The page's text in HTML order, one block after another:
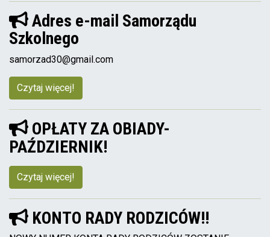
Adres e-mail Samorządu
Szkolnego
samorzad30@gmail.com
Czytaj więcej!
OPŁATY ZA OBIADY-
PAŹDZIERNIK!
Czytaj więcej!
KONTO RADY RODZICÓW!!